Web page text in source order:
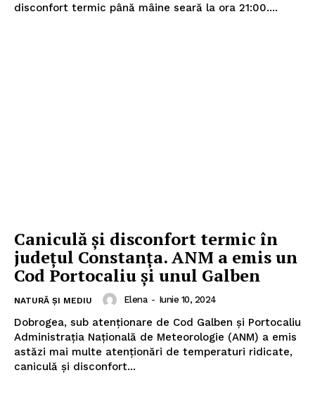
disconfort termic până mâine seară la ora 21:00....
Caniculă și disconfort termic în
județul Constanța. ANM a emis un
Cod Portocaliu și unul Galben
NATURĂ ȘI MEDIU Elena - Iunie 10, 2024
Dobrogea, sub atenționare de Cod Galben și Portocaliu
Administrația Națională de Meteorologie (ANM) a emis
astăzi mai multe atenționări de temperaturi ridicate,
caniculă și disconfort...